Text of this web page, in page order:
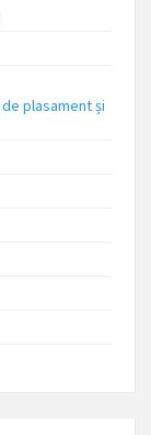
plasament și